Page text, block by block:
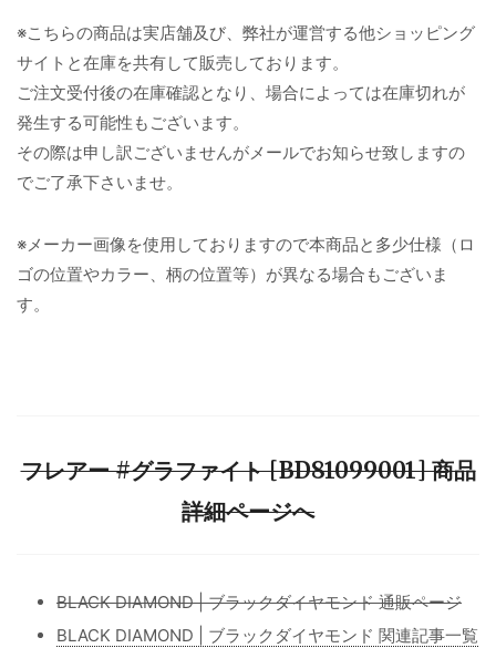
※こちらの商品は実店舗及び、弊社が運営する他ショッピング
サイトと在庫を共有して販売しております。
ご注文受付後の在庫確認となり、場合によっては在庫切れが
発生する可能性もございます。
その際は申し訳ございませんがメールでお知らせ致しますの
でご了承下さいませ。
※メーカー画像を使用しておりますので本商品と多少仕様（ロ
ゴの位置やカラー、柄の位置等）が異なる場合もございま
す。
フレアー #グラファイト [BD81099001] 商品
詳細ページへ
BLACK DIAMOND | ブラックダイヤモンド 通販ページ
BLACK DIAMOND | ブラックダイヤモンド 関連記事一覧